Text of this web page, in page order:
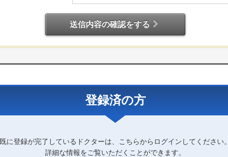
送信内容の確認をする
登録済の方
既に登録が完了しているドクターは、こちらからログインしてください。
詳細な情報をご覧いただくことができます。